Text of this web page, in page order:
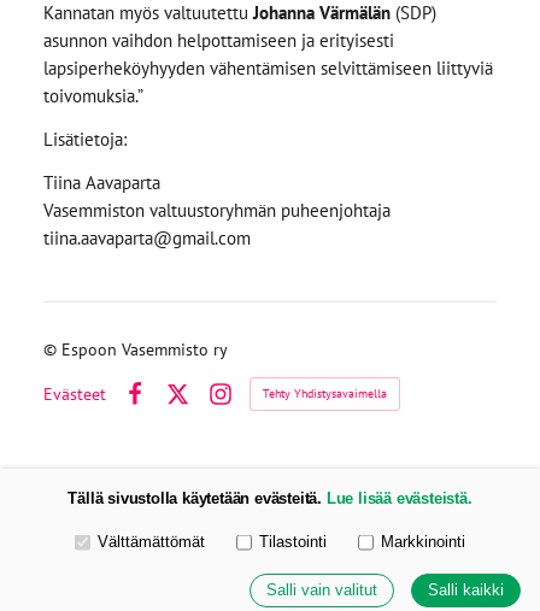
Kannatan myös valtuutettuJohanna Värmälän (SDP)
asunnon vaihdon helpottamiseen ja erityisesti
lapsiperheköyhyyden vähentämisen selvittämiseen liittyviä
toivomuksia.”
Lisätietoja:
Tiina Aavaparta
Vasemmiston valtuustoryhmän puheenjohtaja
tiina.aavaparta@gmail.com
© Espoon Vasemmisto ry
Evästeet
Instagram
Tehty Yhdistysavaimella
Tällä sivustolla käytetään evästeitä. Lue lisää evästeistä.
Valitse käytettävät evästeet
Välttämättömät Tilastointi Markkinointi
Salli vain valitut Salli kaikki